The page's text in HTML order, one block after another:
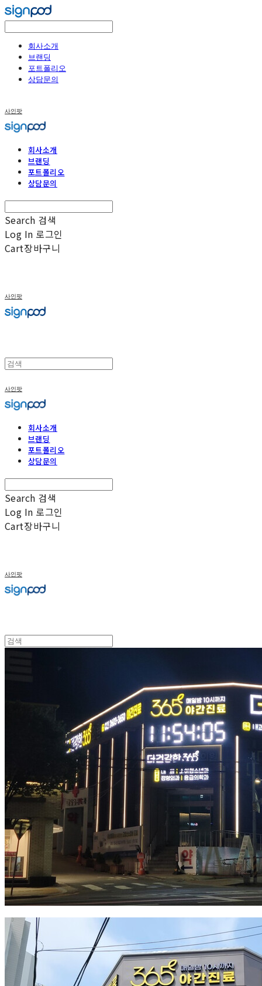
회사소개
브랜딩
포트폴리오
상담문의
사인팟
회사소개
브랜딩
포트폴리오
상담문의
Search 검색
Log In 로그인
Cart장바구니
사인팟
사인팟
회사소개
브랜딩
포트폴리오
상담문의
Search 검색
Log In 로그인
Cart장바구니
사인팟